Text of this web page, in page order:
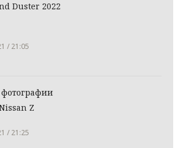
Duster 2022
/ 21:05
Z
/ 21:25